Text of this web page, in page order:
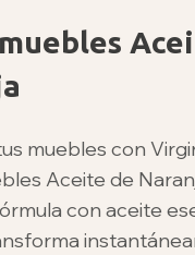
muebles con
Aceite de
con aceite